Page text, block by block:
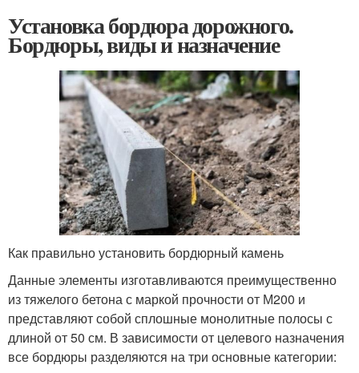
Установка бордюра дорожного.
Бордюры, виды и назначение
Как правильно установить бордюрный камень
Данные элементы изготавливаются преимущественно
из тяжелого бетона с маркой прочности от М200 и
представляют собой сплошные монолитные полосы с
длиной от 50 см. В зависимости от целевого назначения
все бордюры разделяются на три основные категории: